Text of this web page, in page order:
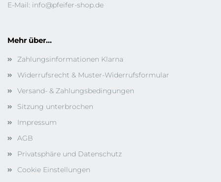
E-Mail: info@pfeifer-shop.de
Mehr über...
Zahlungsinformationen Klarna
Widerrufsrecht & Muster-Widerrufsformular
Versand- & Zahlungsbedingungen
Sitzung unterbrochen
Impressum
AGB
Privatsphäre und Datenschutz
Cookie Einstellungen